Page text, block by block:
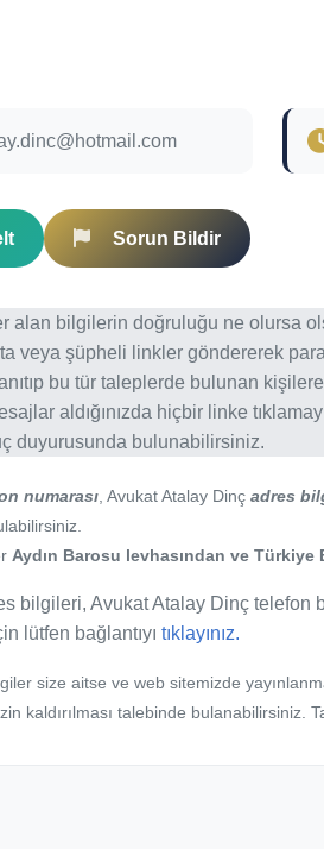
Sorun Bildir
alan bilgilerin doğruluğu ne olursa
veya şüpheli linkler göndererek
bu tür taleplerde bulunan
aldığınızda hiçbir linke
duyurusunda bulunabilirsiniz.
numarası , Avukat Atalay Dinç adres
Aydın Barosu levhasından ve Türkiye
bilgileri, Avukat Atalay Dinç telefon
lütfen bağlantıyı tıklayınız.
size aitse ve web sitemizde
kaldırılması talebinde bulanabilirsiniz.